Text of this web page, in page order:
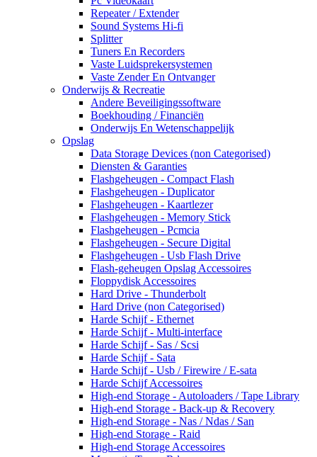
Repeater / Extender
Sound Systems Hi-fi
Splitter
Tuners En Recorders
Vaste Luidsprekersystemen
Vaste Zender En Ontvanger
Onderwijs & Recreatie
Andere Beveiligingssoftware
Boekhouding / Financiën
Onderwijs En Wetenschappelijk
Opslag
Data Storage Devices (non Categorised)
Diensten & Garanties
Flashgeheugen - Compact Flash
Flashgeheugen - Duplicator
Flashgeheugen - Kaartlezer
Flashgeheugen - Memory Stick
Flashgeheugen - Pcmcia
Flashgeheugen - Secure Digital
Flashgeheugen - Usb Flash Drive
Flash-geheugen Opslag Accessoires
Floppydisk Accessoires
Hard Drive - Thunderbolt
Hard Drive (non Categorised)
Harde Schijf - Ethernet
Harde Schijf - Multi-interface
Harde Schijf - Sas / Scsi
Harde Schijf - Sata
Harde Schijf - Usb / Firewire / E-sata
Harde Schijf Accessoires
High-end Storage - Autoloaders / Tape Library
High-end Storage - Back-up & Recovery
High-end Storage - Nas / Ndas / San
High-end Storage - Raid
High-end Storage Accessoires